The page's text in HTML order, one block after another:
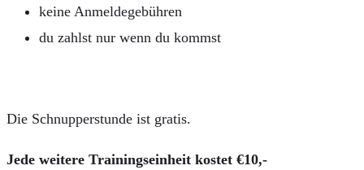
keine Anmeldegebühren
du zahlst nur wenn du kommst
Die Schnupperstunde ist gratis.
Jede weitere Trainingseinheit kostet €10,-